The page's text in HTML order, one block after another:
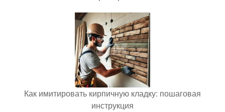
Как имитировать кирпичную кладку: пошаговая
инструкция